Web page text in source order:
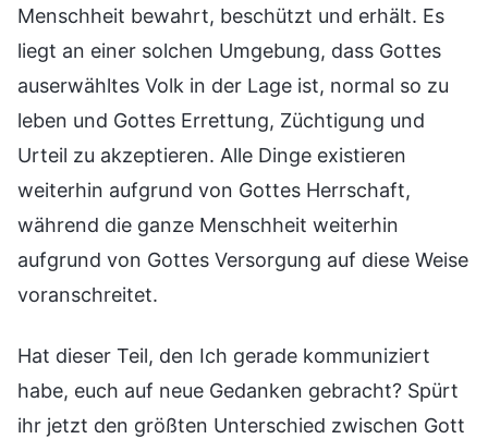
Menschheit bewahrt, beschützt und erhält. Es
liegt an einer solchen Umgebung, dass Gottes
auserwähltes Volk in der Lage ist, normal so zu
leben und Gottes Errettung, Züchtigung und
Urteil zu akzeptieren. Alle Dinge existieren
weiterhin aufgrund von Gottes Herrschaft,
während die ganze Menschheit weiterhin
aufgrund von Gottes Versorgung auf diese Weise
voranschreitet.
Hat dieser Teil, den Ich gerade kommuniziert
habe, euch auf neue Gedanken gebracht? Spürt
ihr jetzt den größten Unterschied zwischen Gott